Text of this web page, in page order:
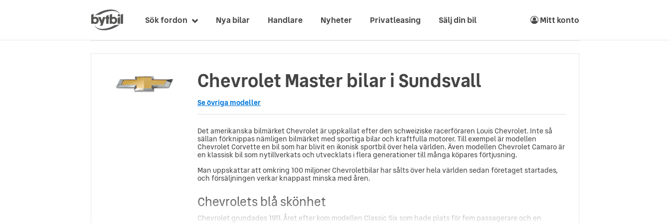
Sök fordon Nya bilar Handlare Nyheter Privatleasing Sälj din bil Mitt konto
Chevrolet Master bilar i Sundsvall
Se övriga modeller
Det amerikanska bilmärket Chevrolet är uppkallat efter den schweiziske racerföraren Louis Chevrolet. Inte så
sällan förknippas nämligen bilmärket med sportiga bilar och kraftfulla motorer. Till exempel är modellen
Chevrolet Corvette en bil som har blivit en ikonisk sportbil över hela världen. Även modellen Chevrolet Camaro är
en klassisk bil som nytillverkats och utvecklats i flera generationer till många köpares förtjusning.
Man uppskattar att omkring 100 miljoner Chevroletbilar har sålts över hela världen sedan företaget startades,
och försäljningen verkar knappast minska med åren.
Chevrolets blå skönhet
Chevrolet grundades 1911. Året efter kom modellen Classic Six som hade plats för fem passagerare och en